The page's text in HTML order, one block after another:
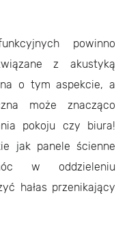
powinno
z akustyką
o tym aspekcie, a
może znacząco
pokoju czy biura!
jak panele ścienne
w oddzieleniu
hałas przenikający